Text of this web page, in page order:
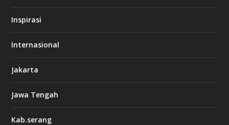
Inspirasi
Internasional
Jakarta
Jawa Tengah
Kab.serang